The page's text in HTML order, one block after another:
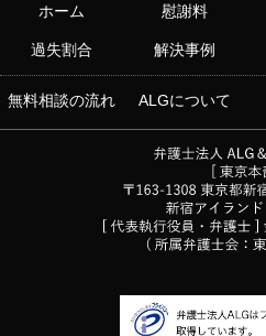
ホーム 慰謝料
過失割合 解決事例
無料相談の流れ ALGについて